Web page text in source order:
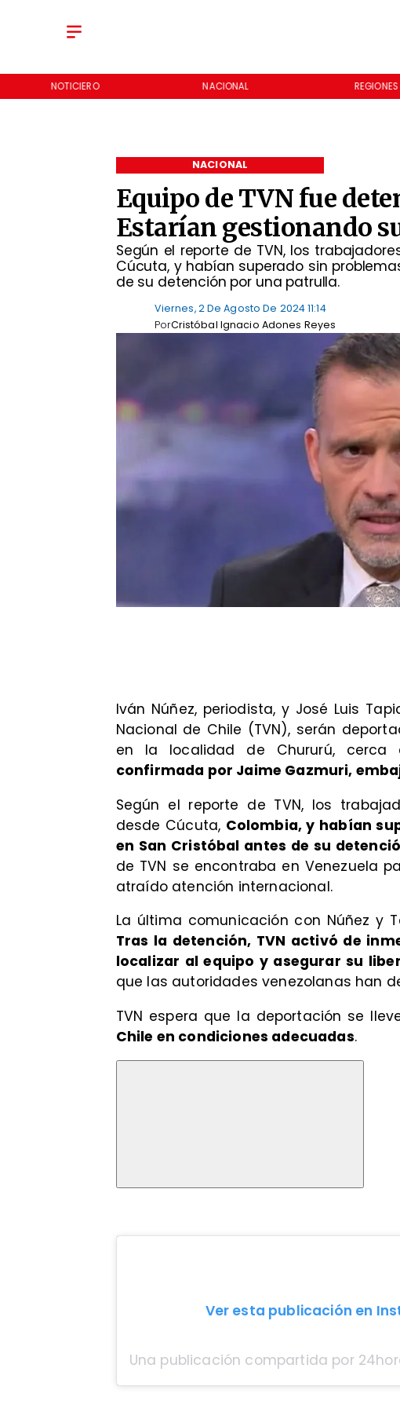
NOTICIERO NACIONAL REGIONES
Equipo de TVN fue
Estarían gestionando
Según el reporte de TVN, los
Cúcuta, y habían superado sin
de su detención por una patrulla.
NACIONAL
Viernes, 2 De Agosto De 2024 11:14
Cristóbal Ignacio Adones Reyes
Por
Iván Núñez, periodista, y José Luis
Nacional de Chile (TVN), serán
en la localidad de Chururú, cerca
confirmada por Jaime Gazmuri,
Según el reporte de TVN, los
desde Cúcuta, Colombia, y habían
en San Cristóbal antes de su
de TVN se encontraba en Venezuela
atraído atención internacional.
La última comunicación con Núñez y
Tras la detención, TVN activó de
localizar al equipo y asegurar su
que las autoridades venezolanas han
TVN espera que la deportación se
Chile en condiciones adecuadas.
Ver esta publicación en